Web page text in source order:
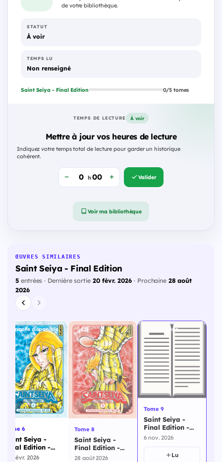
de votre bibliothèque.
STATUT
À voir
TEMPS LU
Non renseigné
Saint Seiya - Final Edition 0/5 tomes
TEMPS DE LECTURE À voir
Mettre à jour vos heures de lecture
Indiquez votre temps total de lecture pour garder un historique
cohérent.
h Valider
Voir ma bibliothèque
ŒUVRES SIMILAIRES
Saint Seiya - Final Edition
5entrées · Dernière sortie 20 févr. 2026 · Prochaine28 août
2026
Encore disponible
Tome 6
Saint Seiya -
Final Edition -
Tome 6
20 févr. 2026
22j
Tome 8
Saint Seiya -
Final Edition -
Tome 8
28 août 2026
Cette page
Tome 9
Saint Seiya -
Final Edition -
Tome 9
6 nov. 2026
Lu